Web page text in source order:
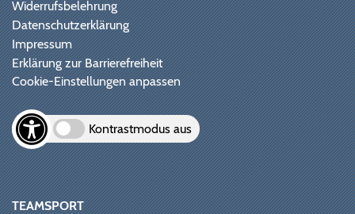
Widerrufsbelehrung
Datenschutzerklärung
Impressum
Erklärung zur Barrierefreiheit
Cookie-Einstellungen anpassen
Kontrastmodus aus
TEAMSPORT